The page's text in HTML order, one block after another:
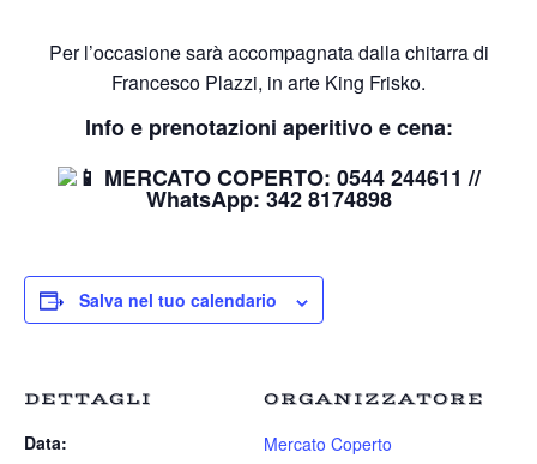
Per l’occasione sarà accompagnata dalla chitarra di
Francesco Plazzi, in arte King Frisko.
Info e prenotazioni aperitivo e cena:
MERCATO COPERTO: 0544 244611 //
WhatsApp: 342 8174898
Salva nel tuo calendario
DETTAGLI
Data:
ORGANIZZATORE
Mercato Coperto